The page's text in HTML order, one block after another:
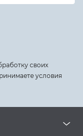
своих
условия